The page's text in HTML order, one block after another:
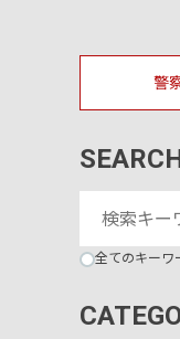
警
全てのキーワ